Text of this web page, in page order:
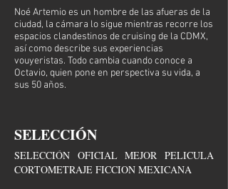
Noé Artemio es un hombre de las afueras de la
ciudad, la cámara lo sigue mientras recorre los
espacios clandestinos de cruising de la CDMX,
así como describe sus experiencias
vouyeristas. Todo cambia cuando conoce a
Octavio, quien pone en perspectiva su vida, a
sus 50 años.
SELECCIÓN
SELECCIÓN OFICIAL MEJOR PELICULA
CORTOMETRAJE FICCION MEXICANA